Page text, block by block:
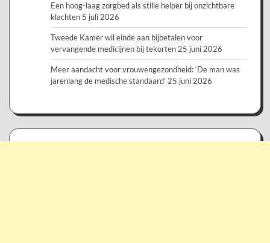
Een hoog-laag zorgbed als stille helper bij onzichtbare
klachten 5 juli 2026
Tweede Kamer wil einde aan bijbetalen voor
vervangende medicijnen bij tekorten25 juni 2026
Meer aandacht voor vrouwengezondheid: ‘De man was
jarenlang de medische standaard’ 25 juni 2026